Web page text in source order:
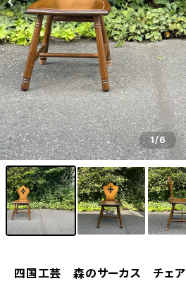
1/6
四国工芸 森のサーカス チェア